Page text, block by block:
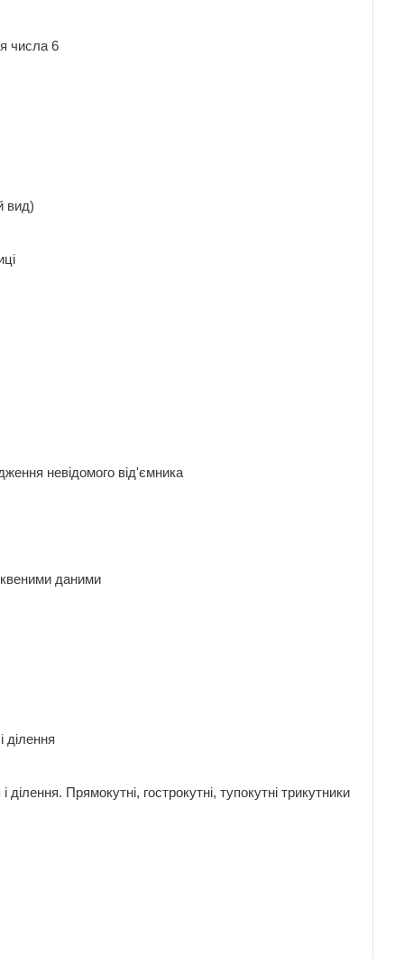
числа 6
вид)
невідомого від'ємника
даними
ділення
Прямокутні, гострокутні, тупокутні трикутники